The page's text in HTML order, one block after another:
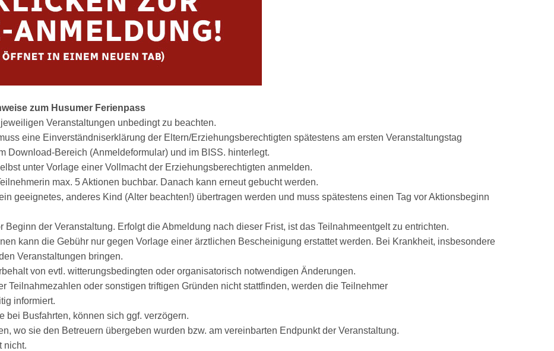
zum Husumer Ferienpass
Veranstaltungen unbedingt zu beachten.
eine Einverständniserklärung der Eltern/Erziehungsberechtigten spätestens am ersten Veranstaltungstag
Download-Bereich (Anmeldeformular) und im BISS. hinterlegt.
unter Vorlage einer Vollmacht der Erziehungsberechtigten anmelden.
max. 5 Aktionen buchbar. Danach kann erneut gebucht werden.
geeignetes, anderes Kind (Alter beachten!) übertragen werden und muss spätestens einen Tag vor Aktionsbeginn
Beginn der Veranstaltung. Erfolgt die Abmeldung nach dieser Frist, ist das Teilnahmeentgelt zu entrichten.
kann die Gebühr nur gegen Vorlage einer ärztlichen Bescheinigung erstattet werden. Bei Krankheit, insbesondere
Veranstaltungen bringen.
von evtl. witterungsbedingten oder organisatorisch notwendigen Änderungen.
Teilnahmezahlen oder sonstigen triftigen Gründen nicht stattfinden, werden die Teilnehmer
informiert.
bei Busfahrten, können sich ggf. verzögern.
wo sie den Betreuern übergeben wurden bzw. am vereinbarten Endpunkt der Veranstaltung.
nicht.